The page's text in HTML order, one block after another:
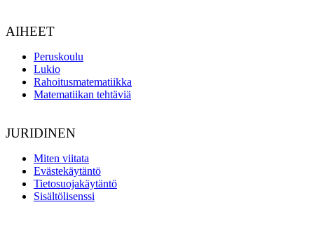
AIHEET
Peruskoulu
Lukio
Rahoitusmatematiikka
Matematiikan tehtäviä
JURIDINEN
Miten viitata
Evästekäytäntö
Tietosuojakäytäntö
Sisältölisenssi